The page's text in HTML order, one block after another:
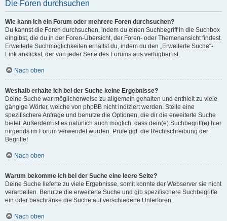
Die Foren durchsuchen
Wie kann ich ein Forum oder mehrere Foren durchsuchen?
Du kannst die Foren durchsuchen, indem du einen Suchbegriff in die Suchbox
eingibst, die du in der Foren-Übersicht, der Foren- oder Themenansicht findest.
Erweiterte Suchmöglichkeiten erhältst du, indem du den „Erweiterte Suche“-
Link anklickst, der von jeder Seite des Forums aus verfügbar ist.
Nach oben
Weshalb erhalte ich bei der Suche keine Ergebnisse?
Deine Suche war möglicherweise zu allgemein gehalten und enthielt zu viele
gängige Wörter, welche von phpBB nicht indiziert werden. Stelle eine
spezifischere Anfrage und benutze die Optionen, die dir die erweiterte Suche
bietet. Außerdem ist es natürlich auch möglich, dass dein(e) Suchbegriff(e) hier
nirgends im Forum verwendet wurden. Prüfe ggf. die Rechtschreibung der
Begriffe!
Nach oben
Warum bekomme ich bei der Suche eine leere Seite?
Deine Suche lieferte zu viele Ergebnisse, somit konnte der Webserver sie nicht
verarbeiten. Benutze die erweiterte Suche und gib spezifischere Suchbegriffe
ein oder beschränke die Suche auf verschiedene Unterforen.
Nach oben